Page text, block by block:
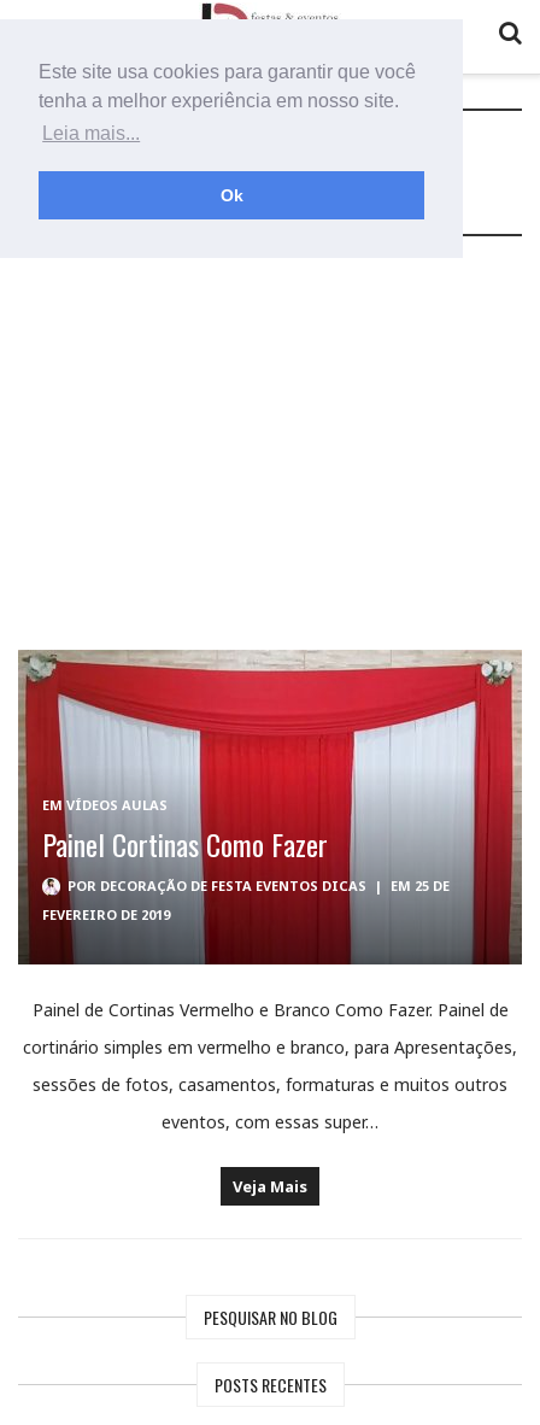
Este site usa cookies para garantir que você
tenha a melhor experiência em nosso site.
Leia mais...
Ok
Tag:montar um cortinario com
tecidos vermelho e branco
EMVÍDEOS AULAS
Painel Cortinas Como Fazer
POR DECORAÇÃO DE FESTA EVENTOS DICAS |
EM 25 DE
FEVEREIRO DE 2019
Painel de Cortinas Vermelho e Branco Como Fazer. Painel de
cortinário simples em vermelho e branco, para Apresentações,
sessões de fotos, casamentos, formaturas e muitos outros
eventos, com essas super…
Veja Mais
PESQUISAR NO BLOG
POSTS RECENTES